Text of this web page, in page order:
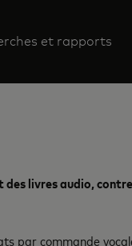
et rapports
des livres audio,
par commande